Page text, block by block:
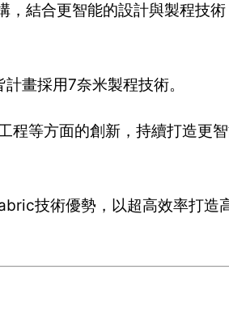
結合更智能的設計與製程技
畫採用7奈米製程技術。
程等方面的創新，持續打造更
技術優勢，以超高效率打造